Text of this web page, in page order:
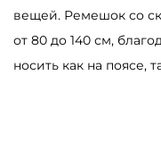
а
м
у
вещей. Ремешок со
от 80 до 140 см,
носить как на поясе,